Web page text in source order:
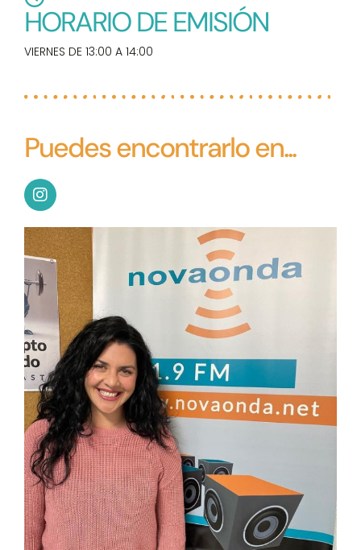
HORARIO DE EMISIÓN
VIERNES DE 13:00 A 14:00
Puedes encontrarlo en...